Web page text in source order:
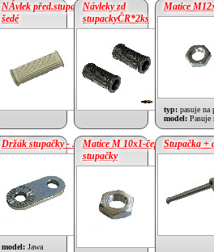
NÁvlek před.stupačky ploch-
šedé
4.17 €
Návleky zd
stupackyČR*2ks
14.79 €
Matice
typ: pasuje na
model: Pasuje
Držák stupačky - JAWA
model: Jawa
Matice M 10x1-čep
stupačky
0.21 €
Stupačka +